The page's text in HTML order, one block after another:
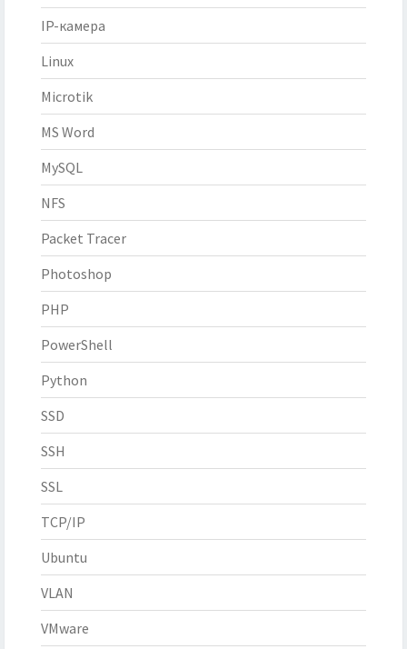
IP-камера
Linux
Microtik
MS Word
MySQL
NFS
Packet Tracer
Photoshop
PHP
PowerShell
Python
SSD
SSH
SSL
TCP/IP
Ubuntu
VLAN
VMware